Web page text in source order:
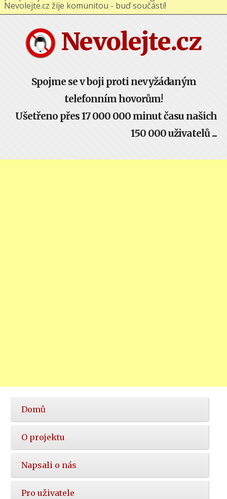
Nevolejte.cz
Spojme se v boji proti nevyžádaným
telefonním hovorům!
Ušetřeno přes 17 000 000 minut času našich
150 000 uživatelů ...
Hlavní
nabídka
Domů
O projektu
Napsali o nás
Pro uživatele
Nevolejte.cz žije komunitou - buď součástí!